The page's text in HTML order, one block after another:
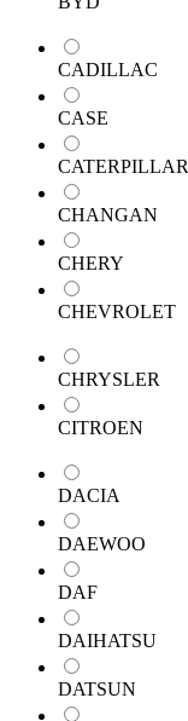
CADILLAC
CASE
CATERPILLAR
CHANGAN
CHERY
CHEVROLET
CHRYSLER
CITROEN
DACIA
DAEWOO
DAF
DAIHATSU
DATSUN